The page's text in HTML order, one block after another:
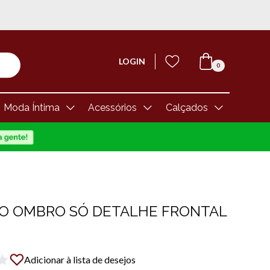
LOGIN 0
Moda Íntima Acessórios Calçados
OMBRO SÓ DETALHE FRONTAL
Adicionar à lista de desejos